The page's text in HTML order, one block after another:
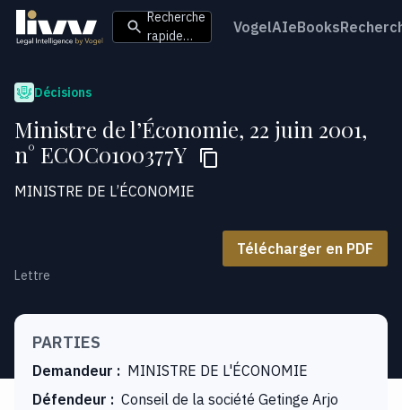
Recherche
rapide…
VogelAIeBooks
Décisions
Ministre de l’Économie, 22 juin 2001,
n° ECOC0100377Y
MINISTRE DE L’ÉCONOMIE
Télécharger en PDF
Lettre
PARTIES
Demandeur : MINISTRE DE L'ÉCONOMIE
Défendeur : Conseil de la société Getinge Arjo